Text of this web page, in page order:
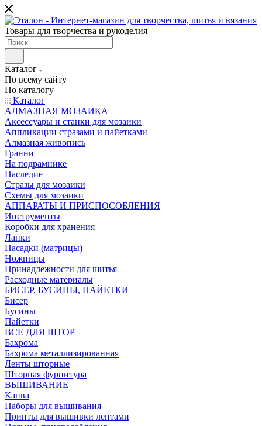
Товары для творчества и рукоделия
Каталог
По всему сайту
По каталогу
Каталог
АЛМАЗНАЯ МОЗАИКА
Аксессуары и станки для мозаики
Аппликации стразами и пайетками
Алмазная живопись
Гранни
На подрамнике
Наследие
Стразы для мозаики
Схемы для мозаики
АППАРАТЫ И ПРИСПОСОБЛЕНИЯ
Инструменты
Коробки для хранения
Лапки
Насадки (матрицы)
Ножницы
Принадлежности для шитья
Расходные материалы
БИСЕР, БУСИНЫ, ПАЙЕТКИ
Бисер
Бусины
Пайетки
ВСЕ ДЛЯ ШТОР
Бахрома
Бахрома металлизированная
Ленты шторные
Шторная фурнитура
ВЫШИВАНИЕ
Канва
Наборы для вышивания
Принты для вышивки лентами